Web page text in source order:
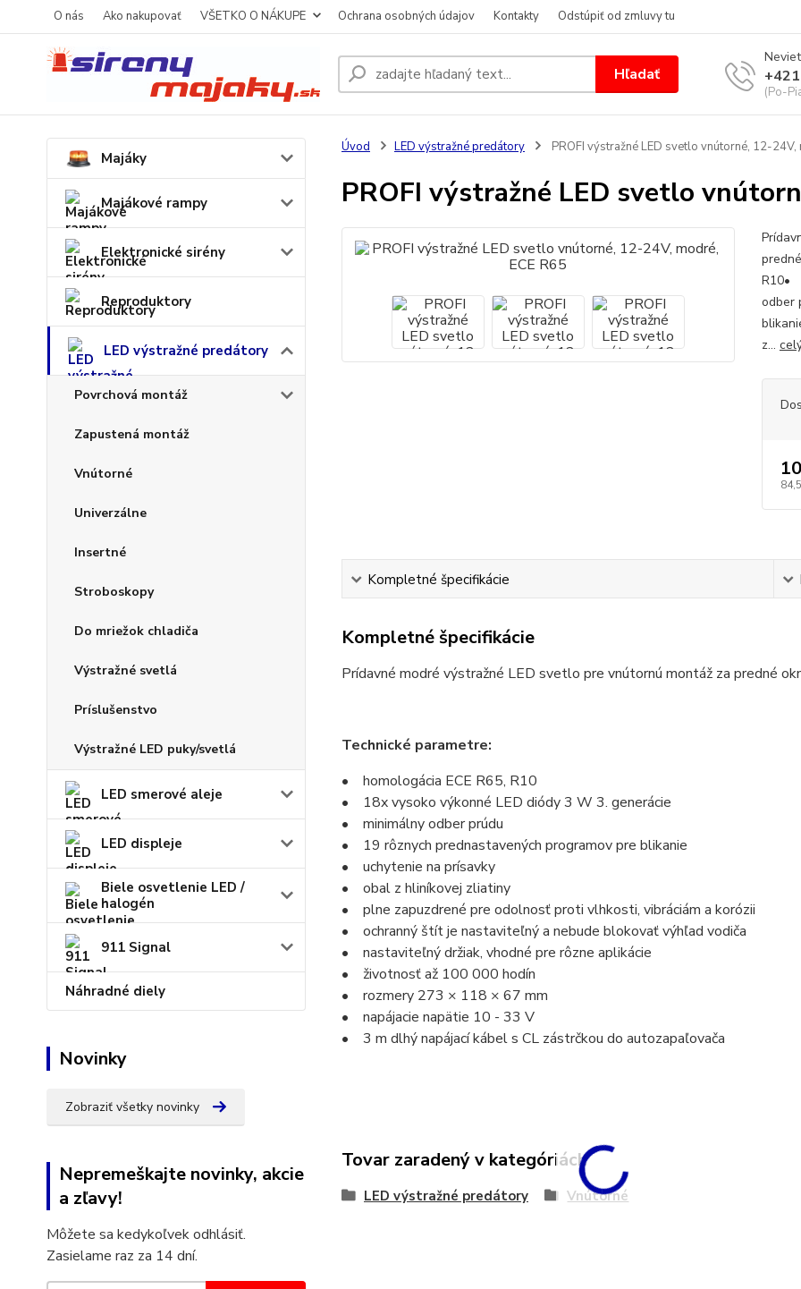
O nás Ako nakupovať VŠETKO O NÁKUPE Ochrana osobných údajov Kontakty Odstúpiť od zmluvy tu
Hľadať
(Po-
Majáky
Majákové rampy
Elektronické sirény
Reproduktory
LED výstražné predátory
Povrchová montáž
Zapustená montáž
Vnútorné
Univerzálne
Insertné
Stroboskopy
Do mriežok chladiča
Výstražné svetlá
Príslušenstvo
Výstražné LED puky/svetlá
LED smerové aleje
LED displeje
Biele osvetlenie LED /
halogén
911 Signal
Náhradné diely
Novinky
Zobraziť všetky novinky
Nepremeškajte novinky, akcie
a zľavy!
Môžete sa kedykoľvek odhlásiť.
Zasielame raz za 14 dní.
Úvod LED výstražné predátory PROFI výstražné LED svetlo vnútorné, 12-24V,
PROFI výstražné LED svetlo
R10•
odber
z...
Kompletné špecifikácie
Kompletné špecifikácie
Prídavné modré výstražné LED svetlo pre vnútornú montáž za predné
Technické parametre:
• homologácia ECE R65, R10
• 18x vysoko výkonné LED diódy 3 W 3. generácie
• minimálny odber prúdu
• 19 rôznych prednastavených programov pre blikanie
• uchytenie na prísavky
• obal z hliníkovej zliatiny
• plne zapuzdrené pre odolnosť proti vlhkosti, vibráciám a korózii
• ochranný štít je nastaviteľný a nebude blokovať výhľad vodiča
• nastaviteľný držiak, vhodné pre rôzne aplikácie
• životnosť až 100 000 hodín
• rozmery 273 × 118 × 67 mm
• napájacie napätie 10 - 33 V
• 3 m dlhý napájací kábel s CL zástrčkou do autozapaľovača
Tovar zaradený v kategóriách
LED výstražné predátory Vnútorné